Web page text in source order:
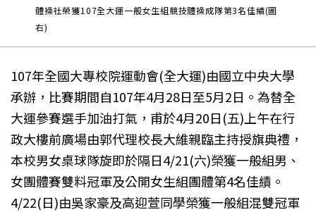
體操社榮獲107全大運一般女生組競技體操成隊第3名佳績(圖
右)
107年全國大專校院運動會(全大運)由國立中央大學
承辦，比賽期間自107年4月28日至5月2日。為替全
大運參賽選手加油打氣，甫於4月20日(五)上午在行
政大樓前廣場由郭代理校長大維親臨主持授旗典禮，
本校男女桌球隊旋即於隔日4/21(六)榮獲一般組男、
女團體賽雙料冠軍及公開女生組團體第4名佳績。
4/22(日)由吳家豪及高迎萱同學榮獲一般組混雙冠軍